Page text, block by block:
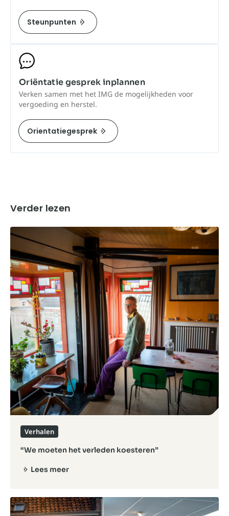
Steunpunten
Oriëntatie gesprek inplannen
Verken samen met het IMG de mogelijkheden voor
vergoeding en herstel.
Orientatiegesprek
Verder lezen
“We moeten het verleden koesteren”
Verhalen
Lees meer